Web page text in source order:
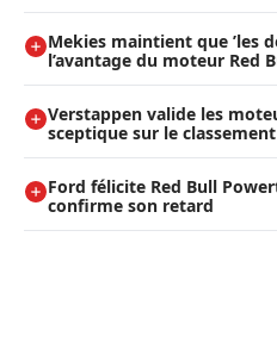
Mekies maintient que ’les
l’avantage du moteur Red
Verstappen valide les
sceptique sur le
Ford félicite Red Bull
confirme son retard